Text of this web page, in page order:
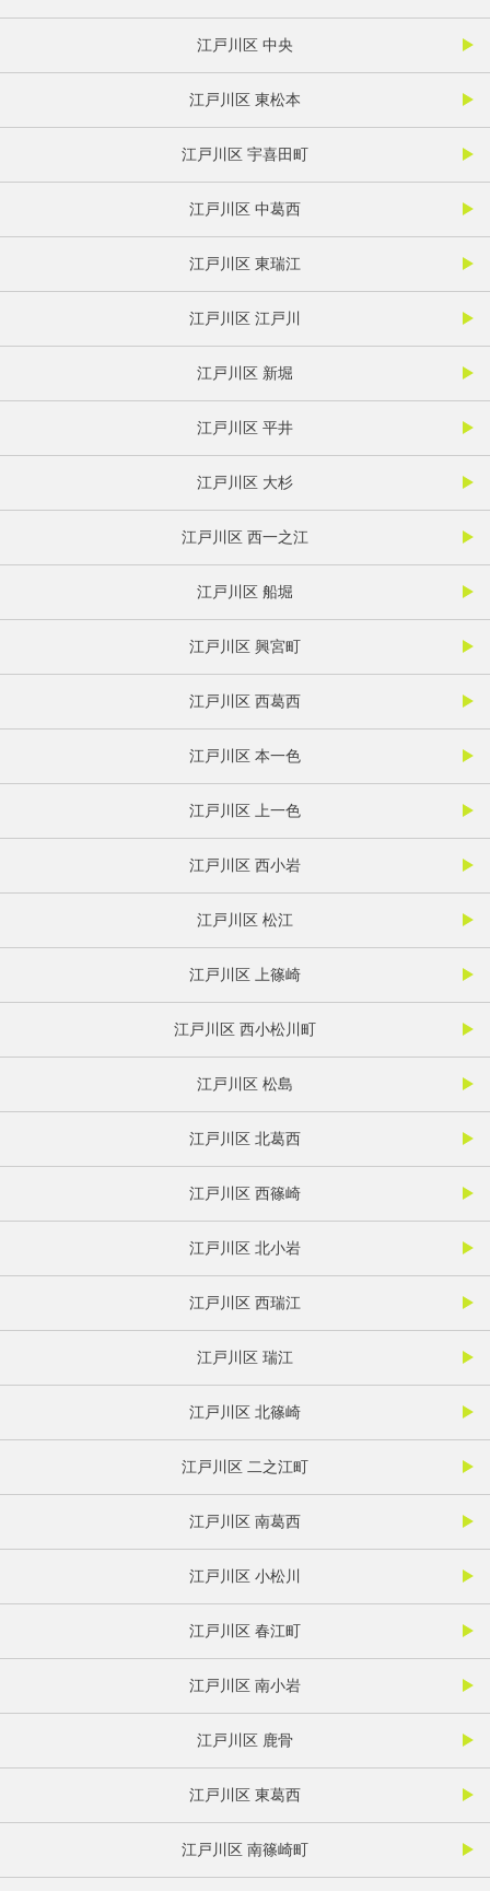
江戸川区 中央
江戸川区 東松本
江戸川区 宇喜田町
江戸川区 中葛西
江戸川区 東瑞江
江戸川区 江戸川
江戸川区 新堀
江戸川区 平井
江戸川区 大杉
江戸川区 西一之江
江戸川区 船堀
江戸川区 興宮町
江戸川区 西葛西
江戸川区 本一色
江戸川区 上一色
江戸川区 西小岩
江戸川区 松江
江戸川区 上篠崎
江戸川区 西小松川町
江戸川区 松島
江戸川区 北葛西
江戸川区 西篠崎
江戸川区 北小岩
江戸川区 西瑞江
江戸川区 瑞江
江戸川区 北篠崎
江戸川区 二之江町
江戸川区 南葛西
江戸川区 小松川
江戸川区 春江町
江戸川区 南小岩
江戸川区 鹿骨
江戸川区 東葛西
江戸川区 南篠崎町